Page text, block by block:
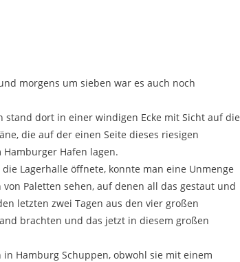
morgens um sieben war es auch noch
stand dort in einer windigen Ecke mit Sicht auf die
die auf der einen Seite dieses riesigen
Hamburger Hafen lagen.
Lagerhalle öffnete, konnte man eine Unmenge
Paletten sehen, auf denen all das gestaut und
letzten zwei Tagen aus den vier großen
brachten und das jetzt in diesem großen
Hamburg Schuppen, obwohl sie mit einem